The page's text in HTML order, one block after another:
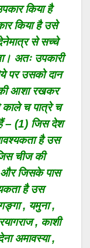
किया है
किया है उसे
से सच्चे
अतः उपकारी
पर उसको दान
की आशा रखकर
काले च पात्रे च
– (1) जिस देश
है उस
चीज की
जिसके पास
है उस
, यमुना ,
, काशी
अमावस्या ,